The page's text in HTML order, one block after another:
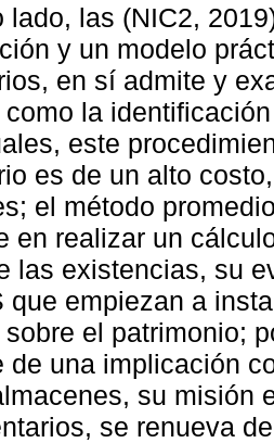
lado, las (NIC2,
y un modelo
en sí admite y
como la
este
es de un alto
el método
en realizar un
las existencias, su
que empiezan a
sobre el patrimonio;
de una implicación
su misión
se renueva